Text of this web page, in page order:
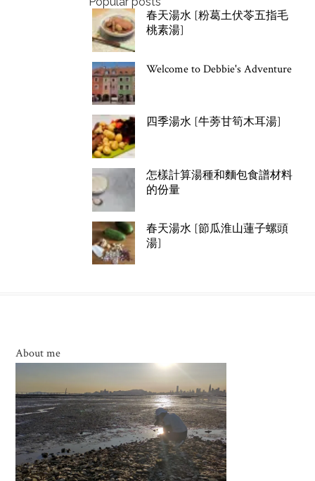
春天湯水 [粉葛土伏苓五指毛
桃素湯]
Welcome to Debbie's Adventure
四季湯水 [牛蒡甘筍木耳湯]
怎樣計算湯種和麵包食譜材料
的份量
春天湯水 [節瓜淮山蓮子螺頭
湯]
About me